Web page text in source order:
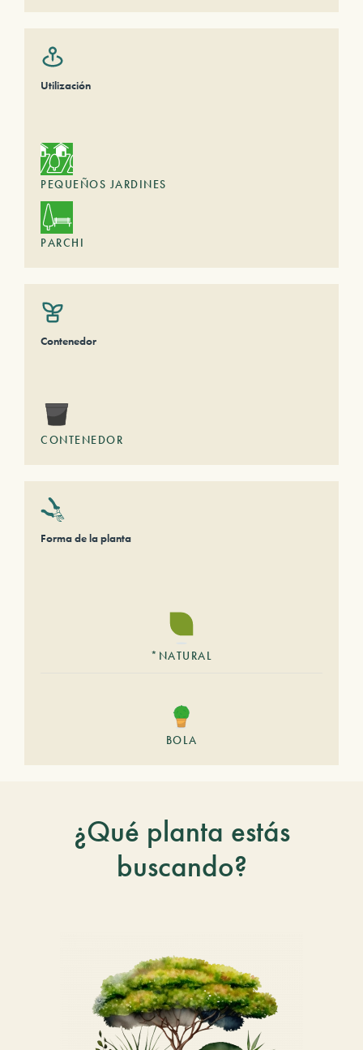
Utilización
PEQUEÑOS JARDINES
PARCHI
Contenedor
CONTENEDOR
Forma de la planta
*NATURAL
BOLA
¿Qué planta estás
buscando?